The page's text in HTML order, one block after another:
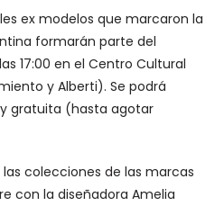
ex modelos que marcaron la
formarán parte del
17:00 en el Centro Cultural
y Alberti). Se podrá
gratuita (hasta agotar
colecciones de las marcas
con la diseñadora Amelia